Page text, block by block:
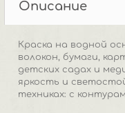
Описание
Краска на водной
волокон, бумаги,
детских садах и
яркость и
техниках: с